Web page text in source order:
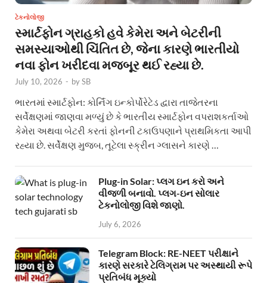
ટેકનોલોજી
સ્માર્ટફોન ગ્રાહકો હવે કેમેરા અને બેટરીની
સમસ્યાઓથી ચિંતિત છે, જેના કારણે ભારતીયો
નવા ફોન ખરીદવા મજબૂર થઈ રહ્યા છે.
July 10, 2026 - bySB
ભારતમાં સ્માર્ટફોન: કોર્નિંગ ઇન્કોર્પોરેટેડ દ્વારા તાજેતરના
સર્વેક્ષણમાં જાણવા મળ્યું છે કે ભારતીય સ્માર્ટફોન વપરાશકર્તાઓ
કેમેરા અથવા બેટરી કરતાં ફોનની ટકાઉપણાને પ્રાથમિકતા આપી
રહ્યા છે. સર્વેક્ષણ મુજબ, તૂટેલા સ્ક્રીન ગ્લાસને કારણે …
Plug-in Solar: પ્લગ ઇન કરો અને
વીજળી બનાવો. પ્લગ-ઇન સોલાર
ટેકનોલોજી વિશે જાણો.
July 6, 2026
Telegram Block: RE-NEET પરીક્ષાને
કારણે સરકારે ટેલિગ્રામ પર અસ્થાયી રૂપે
પ્રતિબંધ મૂક્યો